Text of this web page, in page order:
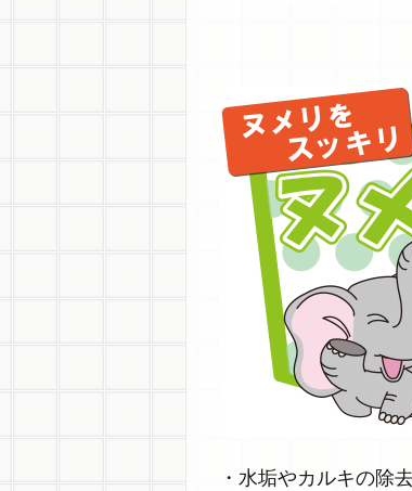
・水垢やカルキの除